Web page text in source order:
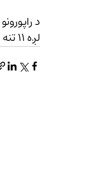
لږه ۱۱ تنه په علني ډول اعدام شوي دي.